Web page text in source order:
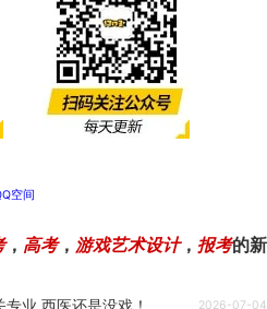
空间
， 高考， 游戏艺术设计， 报考的新
业 西医还是没戏！ 2026-07-04